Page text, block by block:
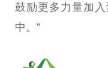
鼓励更多力量加
中。”